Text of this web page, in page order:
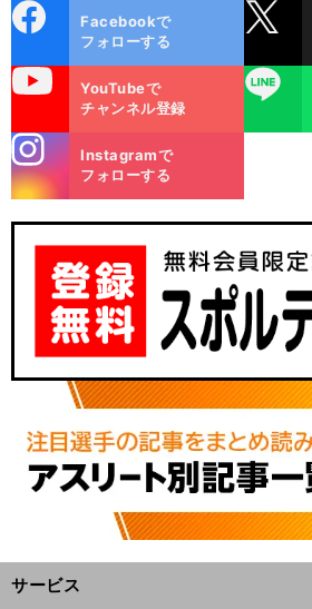
４
」
ok
Facebookで
フォローする
YouTubeで
チャンネル登録
LINE
m
Instagramで
フォローする
サービス